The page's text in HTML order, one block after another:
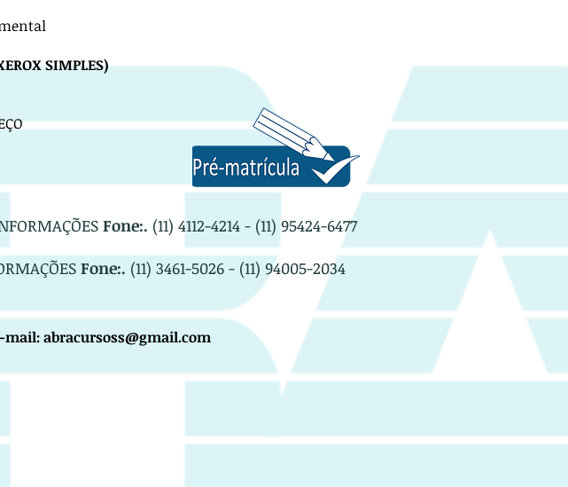
SIMPLES)
Fone:. (11) 4112-4214 - (11) 95424-6477
Fone:. (11) 3461-5026 - (11) 94005-2034
mail:abracursoss@gmail.com